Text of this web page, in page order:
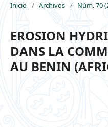
Inicio / Archivos / Núm. 70
EROSION
DANS LA
AU BENIN